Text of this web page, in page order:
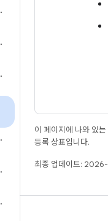
.
.
.
.
.
.
이 페이지에 나와 있
등록 상표입니다.
최종 업데이트: